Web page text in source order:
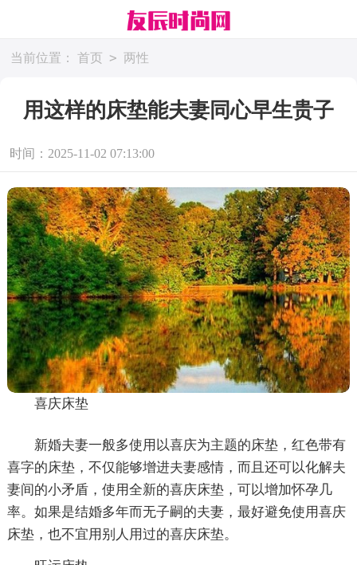
当前位置： 首页 > 两性
用这样的床垫能夫妻同心早生贵子
时间：2025-11-02 07:13:00
喜庆床垫
新婚夫妻一般多使用以喜庆为主题的床垫，红色带有
喜字的床垫，不仅能够增进夫妻感情，而且还可以化解夫
妻间的小矛盾，使用全新的喜庆床垫，可以增加怀孕几
率。如果是结婚多年而无子嗣的夫妻，最好避免使用喜庆
床垫，也不宜用别人用过的喜庆床垫。